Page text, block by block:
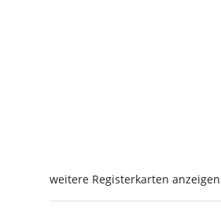
weitere Registerkarten anzeigen